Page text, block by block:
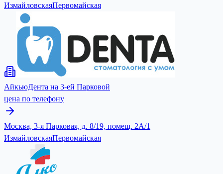
ИзмайловскаяПервомайская
АйкьюДента на 3-ей Парковой
цена по телефону
Москва, 3-я Парковая, д. 8/19, помещ. 2А/1
ИзмайловскаяПервомайская